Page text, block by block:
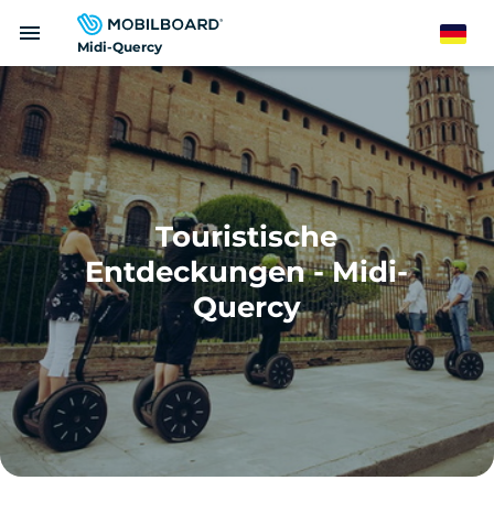
zum
Midi-Quercy
menu German
Touristische
Entdeckungen - Midi-
Quercy